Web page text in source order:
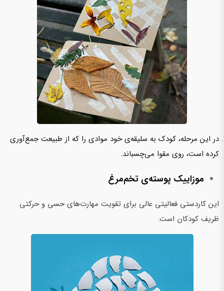
در این مرحله، کودک به سلیقه‌ی خود موادی را که از طبیعت جمع‌آوری
کرده است، روی مقوا می‌چسباند.
موزاییک پوسته‌ی تخم‌مرغ
این کاردستی فعالیتی عالی برای تقویت مهارت‌های حسی و حرکتی
ظریف کودکان است.